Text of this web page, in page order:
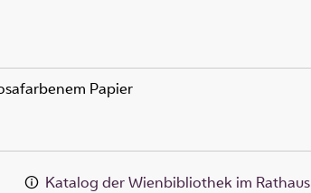
Papier
Katalog der Wienbibliothek im Rathaus